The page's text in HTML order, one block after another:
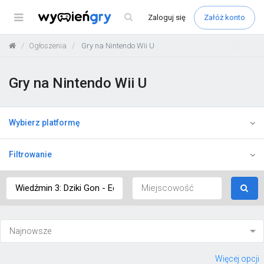
Menu Zaloguj się Załóż konto
Ogłoszenia Gry na Nintendo Wii U
Gry na Nintendo Wii U
Wybierz platformę
Filtrowanie
Więcej opcji